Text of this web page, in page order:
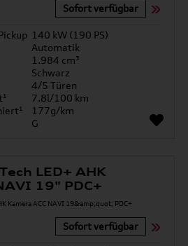
Sofort verfügbar
140 kW (190 PS)
Automatik
1.984 cm³
Schwarz
4/5 Türen
7.8l/100 km
177g/km
G
LED+ AHK
19" PDC+
Sofort verfügbar